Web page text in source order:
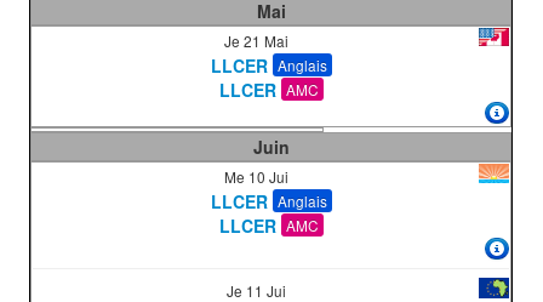
Mai
Je 21 Mai
LLCER Anglais
LLCER AMC
Juin
Me 10 Jui
LLCER Anglais
LLCER AMC
Je 11 Jui